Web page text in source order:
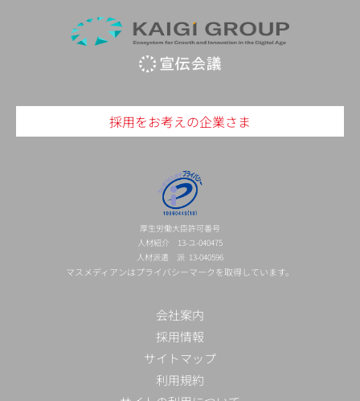
採用をお考えの企業さま
厚生労働大臣許可番号
人材紹介 13-ユ-040475
人材派遣 派 13-040596
マスメディアンはプライバシーマークを取得しています。
会社案内
採用情報
サイトマップ
利用規約